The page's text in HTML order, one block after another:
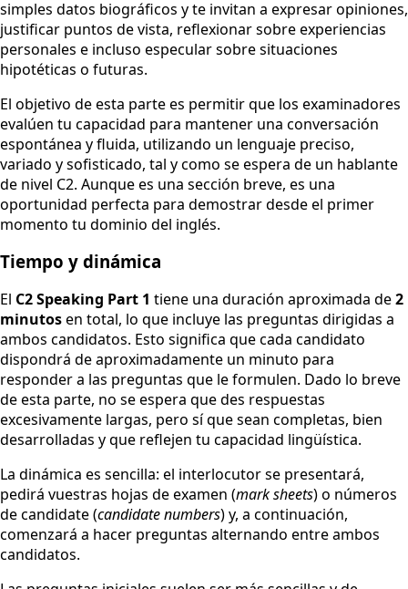
simples datos biográficos y te invitan a expresar opiniones,
justificar puntos de vista, reflexionar sobre experiencias
personales e incluso especular sobre situaciones
hipotéticas o futuras.
El objetivo de esta parte es permitir que los examinadores
evalúen tu capacidad para mantener una conversación
espontánea y fluida, utilizando un lenguaje preciso,
variado y sofisticado, tal y como se espera de un hablante
de nivel C2. Aunque es una sección breve, es una
oportunidad perfecta para demostrar desde el primer
momento tu dominio del inglés.
Tiempo y dinámica
El C2 Speaking Part 1 tiene una duración aproximada de2
minutosen total, lo que incluye las preguntas dirigidas a
ambos candidatos. Esto significa que cada candidato
dispondrá de aproximadamente un minuto para
responder a las preguntas que le formulen. Dado lo breve
de esta parte, no se espera que des respuestas
excesivamente largas, pero sí que sean completas, bien
desarrolladas y que reflejen tu capacidad lingüística.
La dinámica es sencilla: el interlocutor se presentará,
pedirá vuestras hojas de examen (mark sheets) o números
de candidate (candidate numbers) y, a continuación,
comenzará a hacer preguntas alternando entre ambos
candidatos.